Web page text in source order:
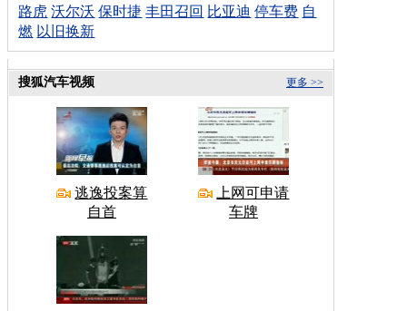
路虎 沃尔沃 保时捷 丰田召回 比亚迪 停车费 自
燃 以旧换新
更多 >>
搜狐汽车视频
逃逸投案算
自首
上网可申请
车牌